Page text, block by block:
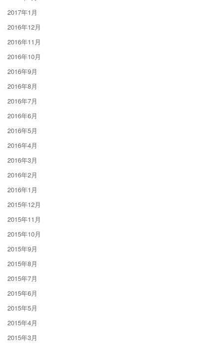
2017年1月
2016年12月
2016年11月
2016年10月
2016年9月
2016年8月
2016年7月
2016年6月
2016年5月
2016年4月
2016年3月
2016年2月
2016年1月
2015年12月
2015年11月
2015年10月
2015年9月
2015年8月
2015年7月
2015年6月
2015年5月
2015年4月
2015年3月